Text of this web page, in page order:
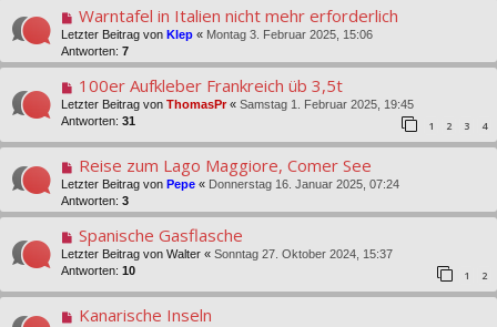
Warntafel in Italien nicht mehr erforderlich
Letzter Beitrag von Klep « Montag 3. Februar 2025, 15:06
Antworten: 7
100er Aufkleber Frankreich üb 3,5t
Letzter Beitrag von ThomasPr« Samstag 1. Februar 2025, 19:45
Antworten: 31 1 2 3 4
Reise zum Lago Maggiore, Comer See
Letzter Beitrag von Pepe « Donnerstag 16. Januar 2025, 07:24
Antworten: 3
Spanische Gasflasche
Letzter Beitrag von Walter « Sonntag 27. Oktober 2024, 15:37
Antworten: 10 1 2
Kanarische Inseln